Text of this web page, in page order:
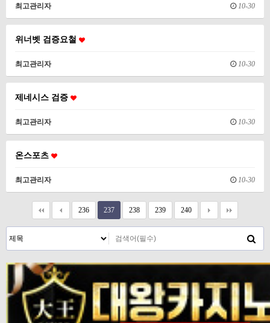
최고관리자 10-30
위너벳 검증요철
최고관리자 10-30
제네시스 검증
최고관리자 10-30
온스포츠
최고관리자 10-30
236 237 238 239 240